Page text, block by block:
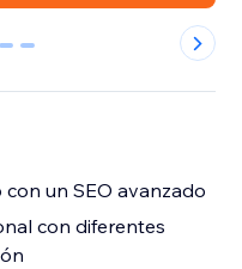
4 5
un SEO avanzado
con diferentes